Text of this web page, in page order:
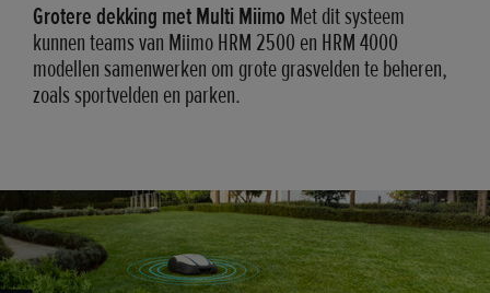
Grotere dekking met Multi Miimo Met dit systeem
kunnen teams van Miimo HRM 2500 en HRM 4000
modellen samenwerken om grote grasvelden te beheren,
zoals sportvelden en parken.